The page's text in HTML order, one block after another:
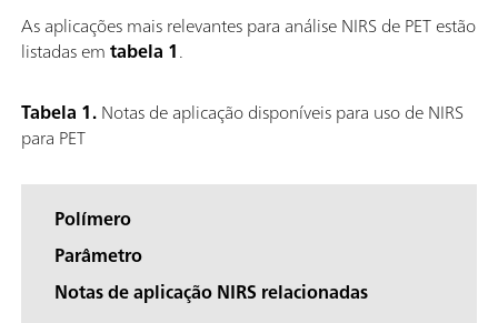
As aplicações mais relevantes para análise NIRS de PET estão
listadas emtabela 1.
Tabela 1.Notas de aplicação disponíveis para uso de NIRS
para PET
Polímero
Parâmetro
Notas de aplicação NIRS relacionadas